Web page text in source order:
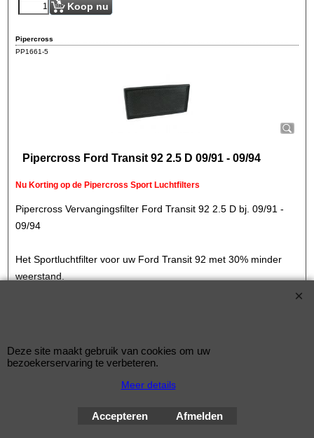
Koop nu
Pipercross
PP1661-5
Pipercross Ford Transit 92 2.5 D 09/91 - 09/94
Nu Korting op de Pipercross Sport Luchtfilters
Pipercross Vervangingsfilter Ford Transit 92 2.5 D bj. 09/91 -
09/94
Het Sportluchtfilter voor uw Ford Transit 92 met 30% minder
weerstand.
Breedte: 149mm
© Improve Tuning RaceWareShop
Deze site maakt gebruik van cookies om uw
bezoekerservaring te verbeteren.
Meer details
Accepteren Afmelden